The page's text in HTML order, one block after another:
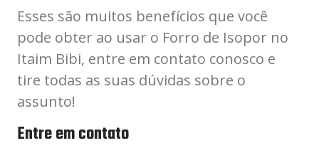
Esses são muitos benefícios que você
pode obter ao usar o Forro de Isopor no
Itaim Bibi, entre em contato conosco e
tire todas as suas dúvidas sobre o
assunto!
Entre em contato